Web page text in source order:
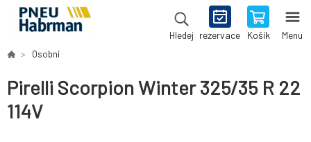
Hledej rezervace Košík Menu
Osobní
Pirelli Scorpion Winter 325/35 R 22
114V